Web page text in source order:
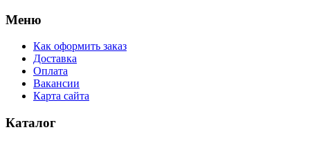
Меню
Как оформить заказ
Доставка
Оплата
Вакансии
Карта сайта
Каталог